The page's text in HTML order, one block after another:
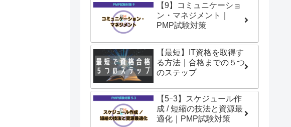
【9】コミュニケーショ
ン・マネジメント｜
PMP試験対策
【最短】IT資格を取得す
る方法｜合格までの５つ
のステップ
【5ｰ3】スケジュール作
成 / 短縮の技法と資源最
適化｜PMP試験対策